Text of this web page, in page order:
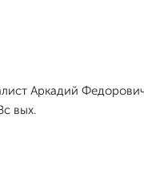
Аркадий
вых.